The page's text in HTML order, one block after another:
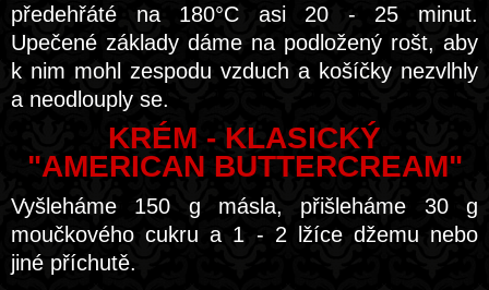
předehřáté na 180°C asi 20 - 25 minut.
Upečené základy dáme na podložený rošt, aby
k nim mohl zespodu vzduch a košíčky nezvlhly
a neodlouply se.
KRÉM - KLASICKÝ
"AMERICAN BUTTERCREAM"
Vyšleháme 150 g másla, přišleháme 30 g
moučkového cukru a 1 - 2 lžíce džemu nebo
jiné příchutě.